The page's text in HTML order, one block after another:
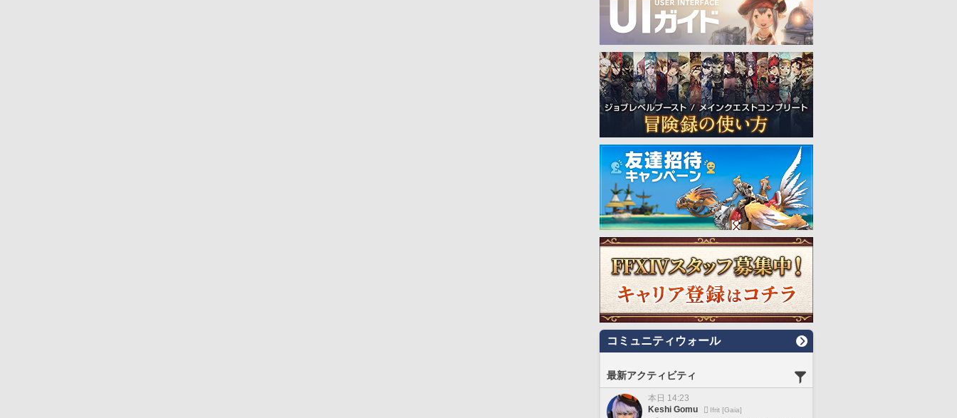
コミュニティウォール
最新アクティビティ
本日 14:23
Keshi Gomu
Ifrit [Gaia]